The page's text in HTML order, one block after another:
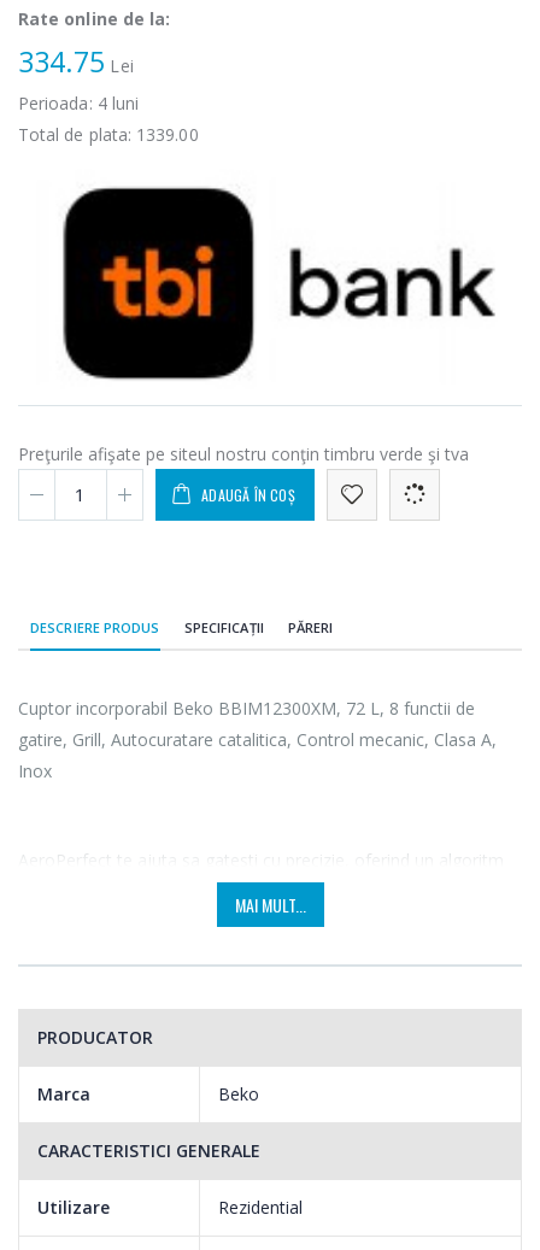
Rate online de la:
334.75 Lei
Perioada: 4luni
Total de plata: 1339.00
Preţurile afişate pe siteul nostru conţin timbru verde şi tva
ADAUGĂ ÎN COȘ
DESCRIERE PRODUS SPECIFICAȚII PĂRERI
Cuptor incorporabil Beko BBIM12300XM, 72 L, 8 functii de
gatire, Grill, Autocuratare catalitica, Control mecanic, Clasa A,
Inox
AeroPerfect te ajuta sa gatesti cu precizie, oferind un algoritm
reduce la minimum fluctuatiile de temperatura. AeroPerfect
ventilatie, al fluxului de aer cald crescut in interiorul cuptorului si
al grill-ului cu suprafata si putere marita.
MAI MULT...
PRODUCATOR
Marca Beko
CARACTERISTICI GENERALE
Utilizare Rezidential
799,00 Lei